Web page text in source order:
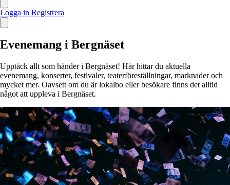
Logga in Registrera
Evenemang i Bergnäset
Upptäck allt som händer i Bergnäset! Här hittar du aktuella
evenemang, konserter, festivaler, teaterföreställningar, marknader och
mycket mer. Oavsett om du är lokalbo eller besökare finns det alltid
något att uppleva i Bergnäset.